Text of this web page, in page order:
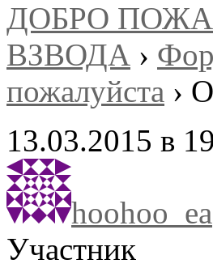
ДОБРО
ВЗВОДА ›
пожалуйста ›
13.03.2015 в
hoohoo_ea
Участник